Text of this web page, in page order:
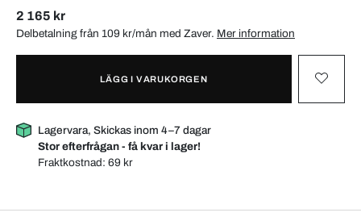
2 165 kr
Delbetalning från 109 kr/mån med Zaver. Mer information
LÄGG I VARUKORGEN
Lagervara, Skickas inom 4–7 dagar
Stor efterfrågan - få kvar i lager!
Fraktkostnad:69 kr